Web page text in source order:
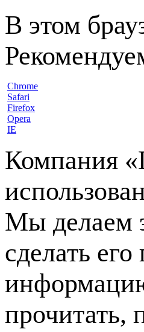
В этом
Chrome
Safari
Firefox
Opera
IE
Компания
Мы делаем
сделать
прочитать,